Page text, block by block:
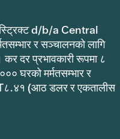
d/b/a Central
र सञ्चालनको लागि
दर प्रभावकारी रूपमा ८
घरको मर्मतसम्भार र
(आठ डलर र एकतालीस